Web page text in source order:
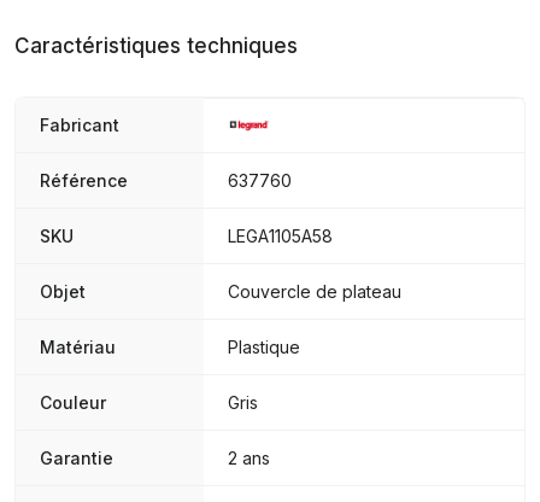
Caractéristiques techniques
Fabricant
Référence 637760
SKU LEGA1105A58
Objet Couvercle de plateau
Matériau Plastique
Couleur Gris
Garantie 2 ans